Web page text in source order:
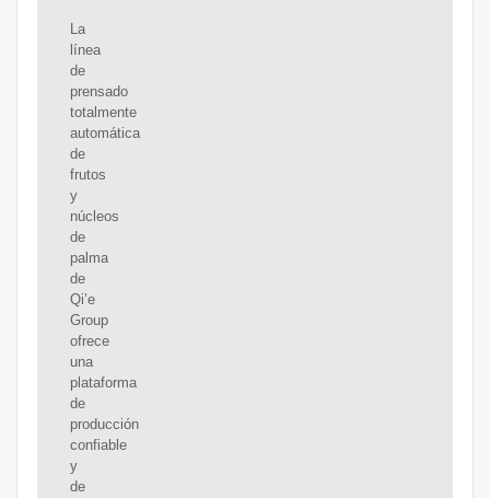
La
línea
de
prensado
totalmente
automática
de
frutos
y
núcleos
de
palma
de
Qi’e
Group
ofrece
una
plataforma
de
producción
confiable
y
de